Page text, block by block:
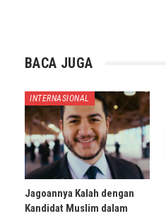
BACA JUGA
INTERNASIONAL
Jagoannya Kalah dengan
Kandidat Muslim dalam